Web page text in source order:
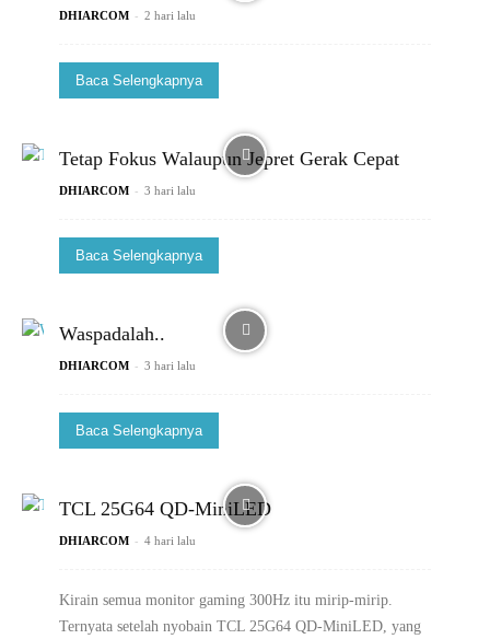
DHIARCOM - 2 hari lalu
Baca Selengkapnya
Tetap Fokus Walaupun Jepret Gerak Cepat
DHIARCOM - 3 hari lalu
Baca Selengkapnya
Waspadalah..
DHIARCOM - 3 hari lalu
Baca Selengkapnya
TCL 25G64 QD-MiniLED
DHIARCOM - 4 hari lalu
Kirain semua monitor gaming 300Hz itu mirip-mirip.
Ternyata setelah nyobain TCL 25G64 QD-MiniLED, yang